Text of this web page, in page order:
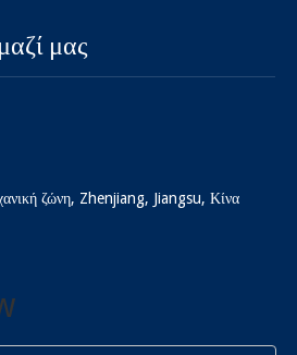
μας
ζώνη, Zhenjiang, Jiangsu, Κίνα